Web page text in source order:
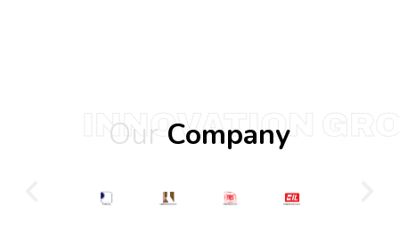
INNOVATION
Our Company